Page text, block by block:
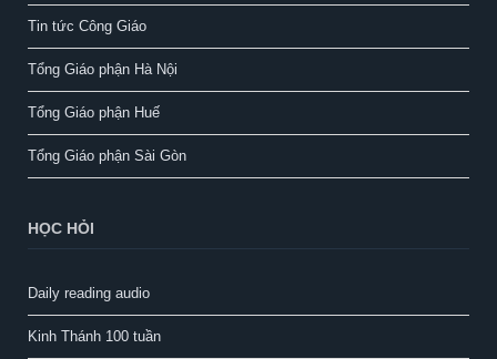
Tin tức Công Giáo
Tổng Giáo phận Hà Nội
Tổng Giáo phận Huế
Tổng Giáo phận Sài Gòn
HỌC HỎI
Daily reading audio
Kinh Thánh 100 tuần